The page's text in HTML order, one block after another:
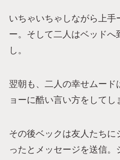
いちゃいちゃしながら上手
ー。そして二人はベッドへ
し。
翌朝も、二人の幸せムード
ョーに酷い言い方をしてし
その後ベックは友人たちに
ったとメッセージを送信。